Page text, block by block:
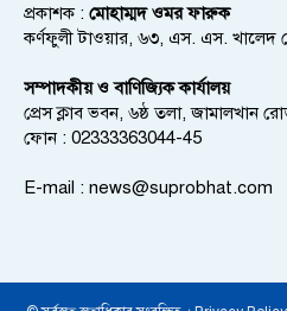
প্রকাশক : মোহাম্মদ ওমর ফারুক
কর্ণফুলী টাওয়ার, ৬৩, এস. এস. খালেদ
সম্পাদকীয় ও বাণিজ্যিক কার্যালয়
প্রেস ক্লাব ভবন, ৬ষ্ঠ তলা, জামালখান
ফোন : 02333363044-45
E-mail : news@suprobhat.com